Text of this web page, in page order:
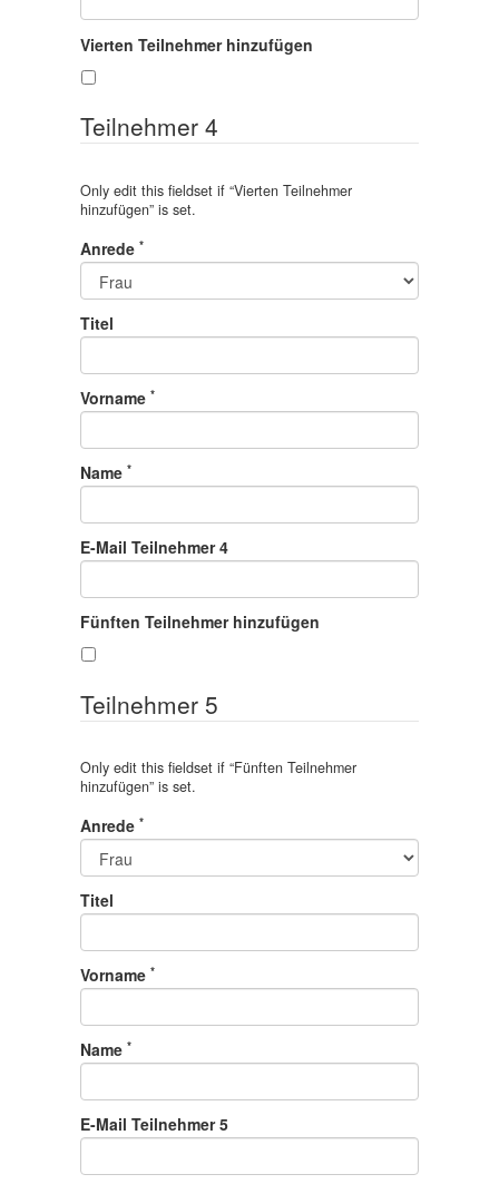
Vierten Teilnehmer hinzufügen
Teilnehmer 4
Only edit this fieldset if “Vierten Teilnehmer
hinzufügen” is set.
Anrede *
Titel
Vorname *
Name *
E-Mail Teilnehmer 4
Fünften Teilnehmer hinzufügen
Teilnehmer 5
Only edit this fieldset if “Fünften Teilnehmer
hinzufügen” is set.
Anrede *
Titel
Vorname *
Name *
E-Mail Teilnehmer 5